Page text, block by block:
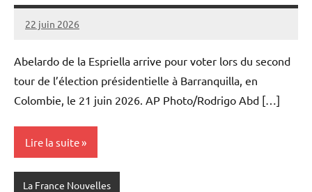
22 juin 2026
Admins
Abelardo de la Espriella arrive pour voter lors du second
tour de l’élection présidentielle à Barranquilla, en
Colombie, le 21 juin 2026. AP Photo/Rodrigo Abd […]
Lire la suite
La France Nouvelles